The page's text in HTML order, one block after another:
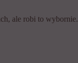
ale robi to wybornie.